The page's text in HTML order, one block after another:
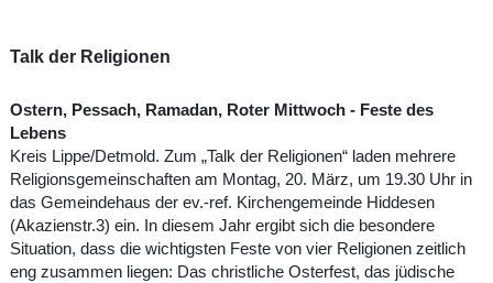
Talk der Religionen
Ostern, Pessach, Ramadan, Roter Mittwoch - Feste des
Lebens
Kreis Lippe/Detmold. Zum „Talk der Religionen“ laden mehrere
Religionsgemeinschaften am Montag, 20. März, um 19.30 Uhr in
das Gemeindehaus der ev.-ref. Kirchengemeinde Hiddesen
(Akazienstr.3) ein. In diesem Jahr ergibt sich die besondere
Situation, dass die wichtigsten Feste von vier Religionen zeitlich
eng zusammen liegen: Das christliche Osterfest, das jüdische